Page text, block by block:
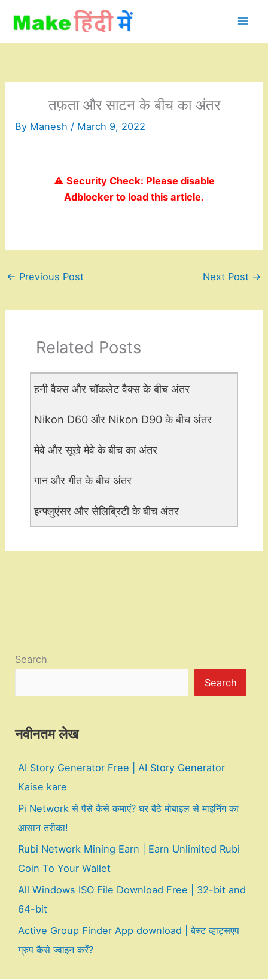
content
तफ़ता और साटन के बीच का अंतर
By Manesh / March 9, 2022
⚠️ Security Check: Please disable
Adblocker to load this article.
← Previous Post Next Post →
Related Posts
हनी वैक्स और चॉकलेट वैक्स के बीच अंतर
Nikon D60 और Nikon D90 के बीच अंतर
मेवे और सूखे मेवे के बीच का अंतर
गान और गीत के बीच अंतर
इन्फ्लुएंसर और सेलिब्रिटी के बीच अंतर
Search
Search
नवीनतम लेख
AI Story Generator Free | AI Story Generator
Kaise kare
Pi Network से पैसे कैसे कमाएं? घर बैठे मोबाइल से माइनिंग का
आसान तरीका!
Rubi Network Mining Earn | Earn Unlimited Rubi
Coin To Your Wallet
All Windows ISO File Download Free | 32-bit and
64-bit
Active Group Finder App download | बेस्ट व्हाट्सएप
ग्रुप कैसे ज्वाइन करें?